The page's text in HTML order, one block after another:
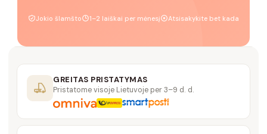
Jokio šlamšto 1–2 laiškai per mėnesį Atsisakykite bet kada
GREITAS PRISTATYMAS
Pristatome visoje Lietuvoje per 3–9 d. d.